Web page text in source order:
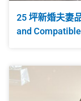
25 坪新婚夫妻
and Compatible